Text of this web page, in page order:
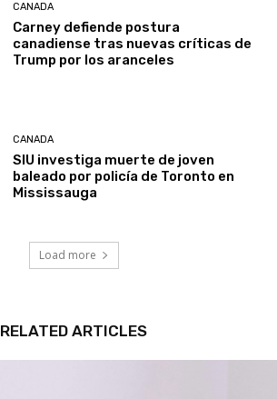
CANADA
Carney defiende postura
canadiense tras nuevas críticas de
Trump por los aranceles
CANADA
SIU investiga muerte de joven
baleado por policía de Toronto en
Mississauga
Load more
RELATED ARTICLES